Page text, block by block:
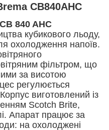
CB840AHC
840 AHC
кубикового льоду,
охолодження напоїв.
фільтром, що
за висотою
регулюється
виготовлений із
Scotch Brite,
Апарат працює за
на охолоджені